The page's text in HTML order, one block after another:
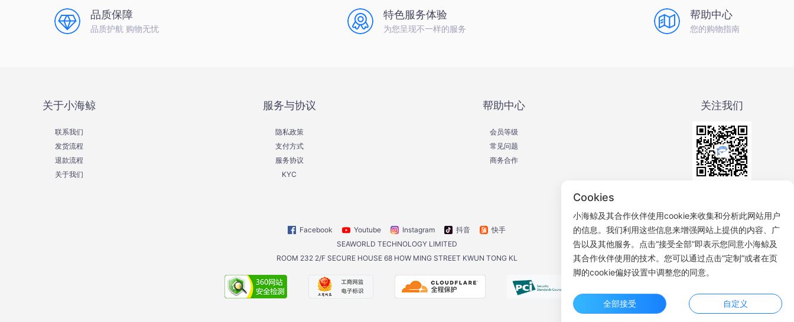
品质保障
品质护航 购物无忧
特色服务体验
为您呈现不一样的服务
帮助中心
您的购物指南
关于小海鲸
联系我们
发货流程
退款流程
关于我们
服务与协议
隐私政策
支付方式
服务协议
KYC
帮助中心
会员等级
常见问题
商务合作
关注我们
Facebook Youtube Instagram 抖音
快手
SEAWORLD TECHNOLOGY LIMITED
ROOM 232 2/F SECURE HOUSE 68 HOW MING STREET KWUN TONG KL
Cookies
小海鲸及其合作伙伴使用cookie来收集和分析此网站用户
的信息。我们利用这些信息来增强网站上提供的内容、广
告以及其他服务。点击“接受全部”即表示您同意小海鲸及
其合作伙伴使用的技术。您可以通过点击“定制”或者在页
脚的cookie偏好设置中调整您的同意。
全部接受 自定义